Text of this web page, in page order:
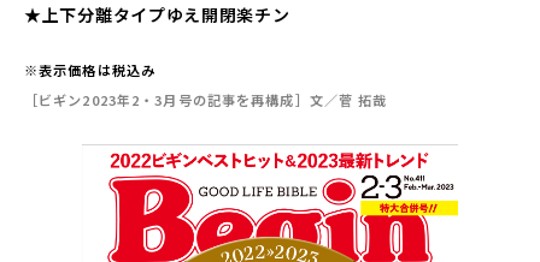
★上下分離タイプゆえ開閉楽チン
※表示価格は税込み
［ビギン2023年2・3月号の記事を再構成］文／菅 拓哉